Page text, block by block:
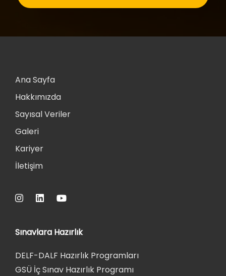
Ana Sayfa
Hakkımızda
Sayısal Veriler
Galeri
Kariyer
İletişim
Sınavlara Hazırlık
DELF-DALF Hazırlık Programları
GSÜ İç Sınav Hazırlık Programı